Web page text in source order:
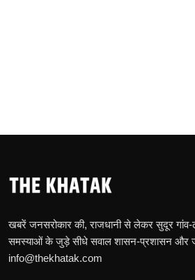
खबरें जनसरोकार की, राजधानी से लेकर सुदूर
समस्याओं के जुड़े सीधे सवाल शासन-प्रशासन और
info@thekhatak.com